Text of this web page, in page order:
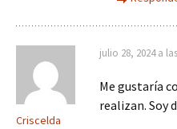
Criscelda
julio 28, 2024 a
Me gustaría
realizan. Soy